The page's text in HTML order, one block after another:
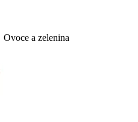
Ovoce a zelenina